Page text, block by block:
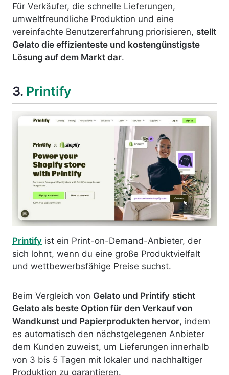
Für Verkäufer, die schnelle Lieferungen,
umweltfreundliche Produktion und eine
vereinfachte Benutzererfahrung priorisieren, stellt
Gelato die effizienteste und kostengünstigste
Lösung auf dem Markt dar.
3. Printify
Printify ist ein Print-on-Demand-Anbieter, der
sich lohnt, wenn du eine große Produktvielfalt
und wettbewerbsfähige Preise suchst.
Beim Vergleich von Gelato und Printify sticht
Gelato als beste Option für den Verkauf von
Wandkunst und Papierprodukten hervor, indem
es automatisch den nächstgelegenen Anbieter
dem Kunden zuweist, um Lieferungen innerhalb
von 3 bis 5 Tagen mit lokaler und nachhaltiger
Produktion zu garantieren.